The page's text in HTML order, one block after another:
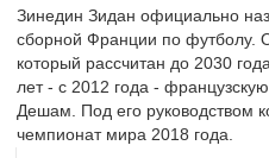
Зинедин Зидан официально
сборной Франции по футболу.
который рассчитан до 2030
лет - с 2012 года -
Дешам. Под его руководством
чемпионат мира 2018 года.